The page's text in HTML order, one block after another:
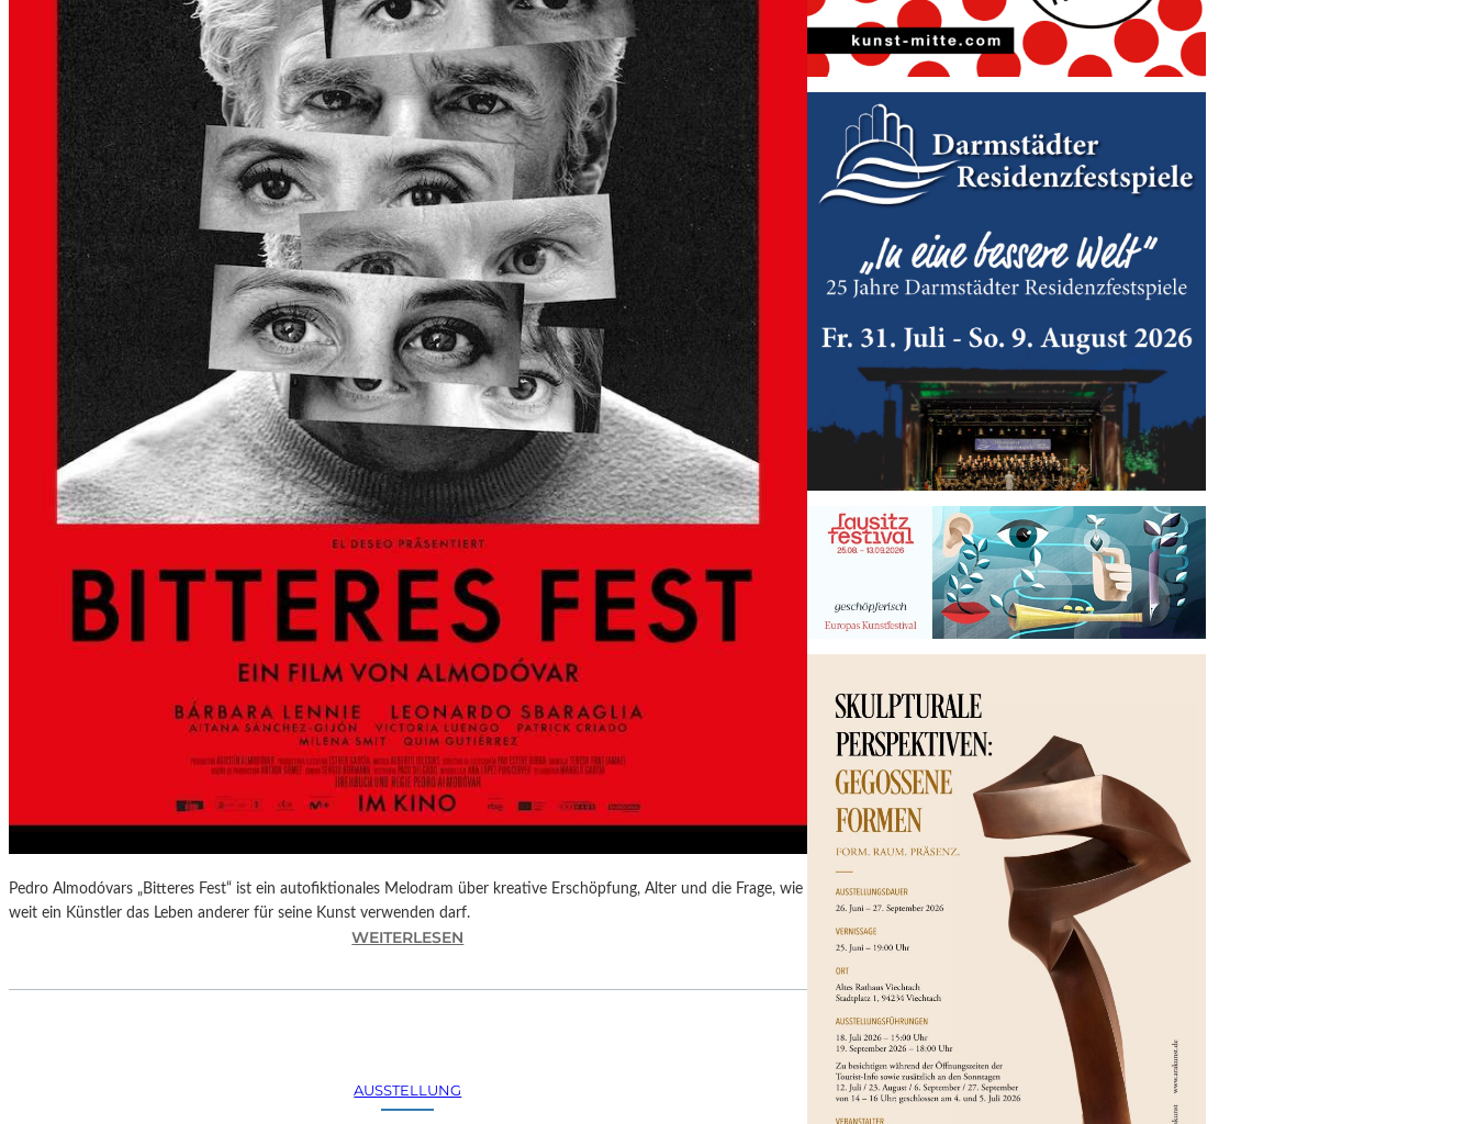
Pedro Almodóvars „Bitteres Fest“ ist ein autofiktionales Melodram über kreative Erschöpfung, Alter und die Frage, wie
weit ein Künstler das Leben anderer für seine Kunst verwenden darf.
WEITERLESEN
B
AUSSTELLUNG